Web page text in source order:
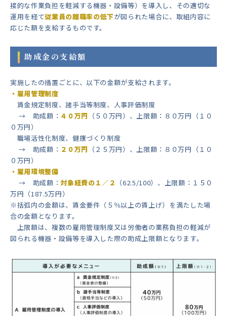
接的な作業負担を軽減する機器・設備等）を導入し、その適切な
運用を経て従業員の離職率の低下が図られた場合に、取組内容に
応じた額を支給するものです。
助成金の支給額
実施したの措置ごとに、以下の金額が支給されます。
・雇用管理制度
賃金規定制度、諸手当等制度、人事評価制度
→ 助成額： ４０万円 （５０万円）、上限額：８０万円（１０
０万円）
職場活性化制度、健康づくり制度
→ 助成額： ２０万円 （２５万円）、上限額：８０万円（１０
０万円）
・雇用環境整備
→ 助成額：対象経費の１／２ （62.5/100）、上限額：１５０
万円（187.5万円）
※括弧内の金額は、賃金要件（５％以上の賃上げ）を満たした場
合の金額となります。
上限額は、複数の雇用管理制度又は労働者の業務負担の軽減が
図られる機器・設備等を導入した際の助成上限額となります。